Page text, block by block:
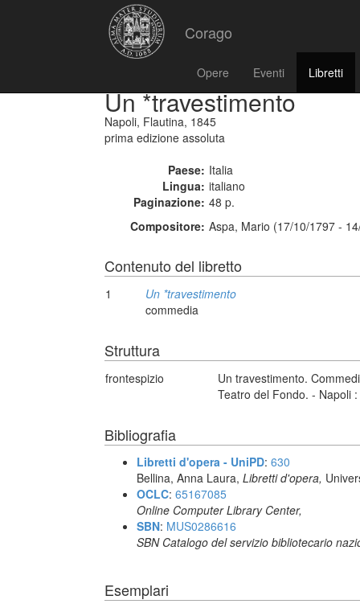
Corago
Opere Eventi Libretti
Un *travestimento
Napoli, Flautina, 1845
prima edizione assoluta
Paese: Italia
Lingua: italiano
Paginazione: 48 p.
Compositore: Aspa, Mario (17/10/1797 -
Contenuto del libretto
1
Un *travestimento
commedia
Struttura
frontespizio
Un travestimento.
Teatro del Fondo. - Napoli
Bibliografia
Libretti d'opera - UniPD: 630
Bellina, Anna Laura, Libretti d'opera,
OCLC: 65167085
Online Computer Library Center,
SBN: MUS0286616
SBN Catalogo del servizio bibliotecario
Esemplari